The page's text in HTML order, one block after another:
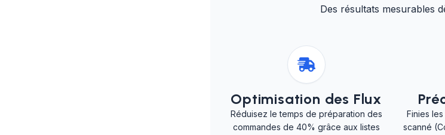
Des résultats mesurables
Optimisation des Flux
Réduisez le temps de préparation des
commandes de 40% grâce aux listes
Finies
scanné